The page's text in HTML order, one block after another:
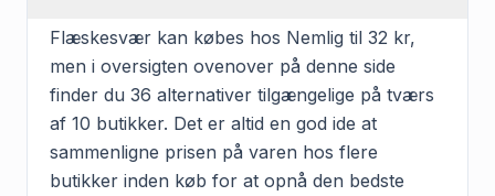
Flæskesvær kan købes hos Nemlig til 32 kr,
men i oversigten ovenover på denne side
finder du 36 alternativer tilgængelige på tværs
af 10 butikker. Det er altid en god ide at
sammenligne prisen på varen hos flere
butikker inden køb for at opnå den bedste